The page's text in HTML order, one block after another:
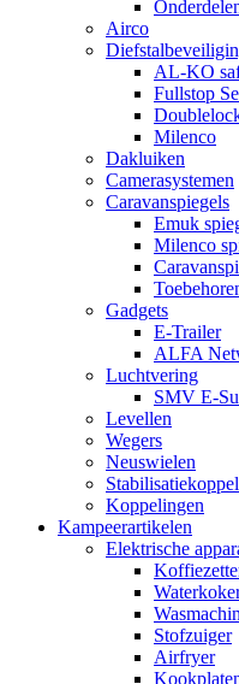
Airco
AL-KO
Fullstop
Milenco
Dakluiken
Camerasystemen
Caravanspiegels
Emuk
Milenco
Gadgets
E-Trailer
ALFA
Luchtvering
SMV E-
Levellen
Wegers
Neuswielen
Koppelingen
Kampeerartikelen
Elektrische
Stofzuiger
Airfryer